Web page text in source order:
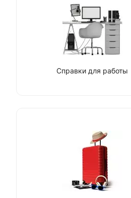
Справки для работы